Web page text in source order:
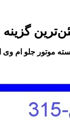
موتور جلو ام وی